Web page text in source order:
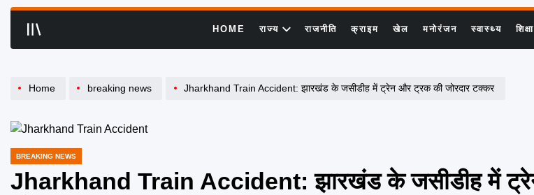
HOME राज्य राजनीति क्राइम खेल मनोरंजन स्वास्थ्य शिक्षा
Home breaking news Jharkhand Train Accident: झारखंड के जसीडीह में ट्रेन और ट्रक की जोरदार टक्कर
POSTED
BREAKING NEWS
Jharkhand Train Accident: झारखंड के जसीडीह में